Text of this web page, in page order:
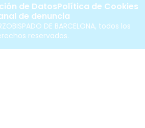
DE BARCELONA, todos los
reservados.
de DatosPolítica de Cookies
de denuncia